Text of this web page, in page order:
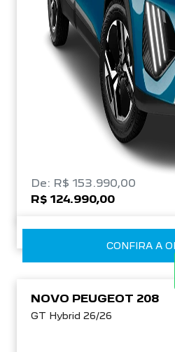
De: R$ 153.990,00
R$ 124.990,00
CONFIRA A
NOVO PEUGEOT 208
GT Hybrid 26/26